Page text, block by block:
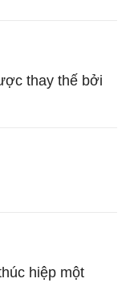
thay thế bởi
hiệp một